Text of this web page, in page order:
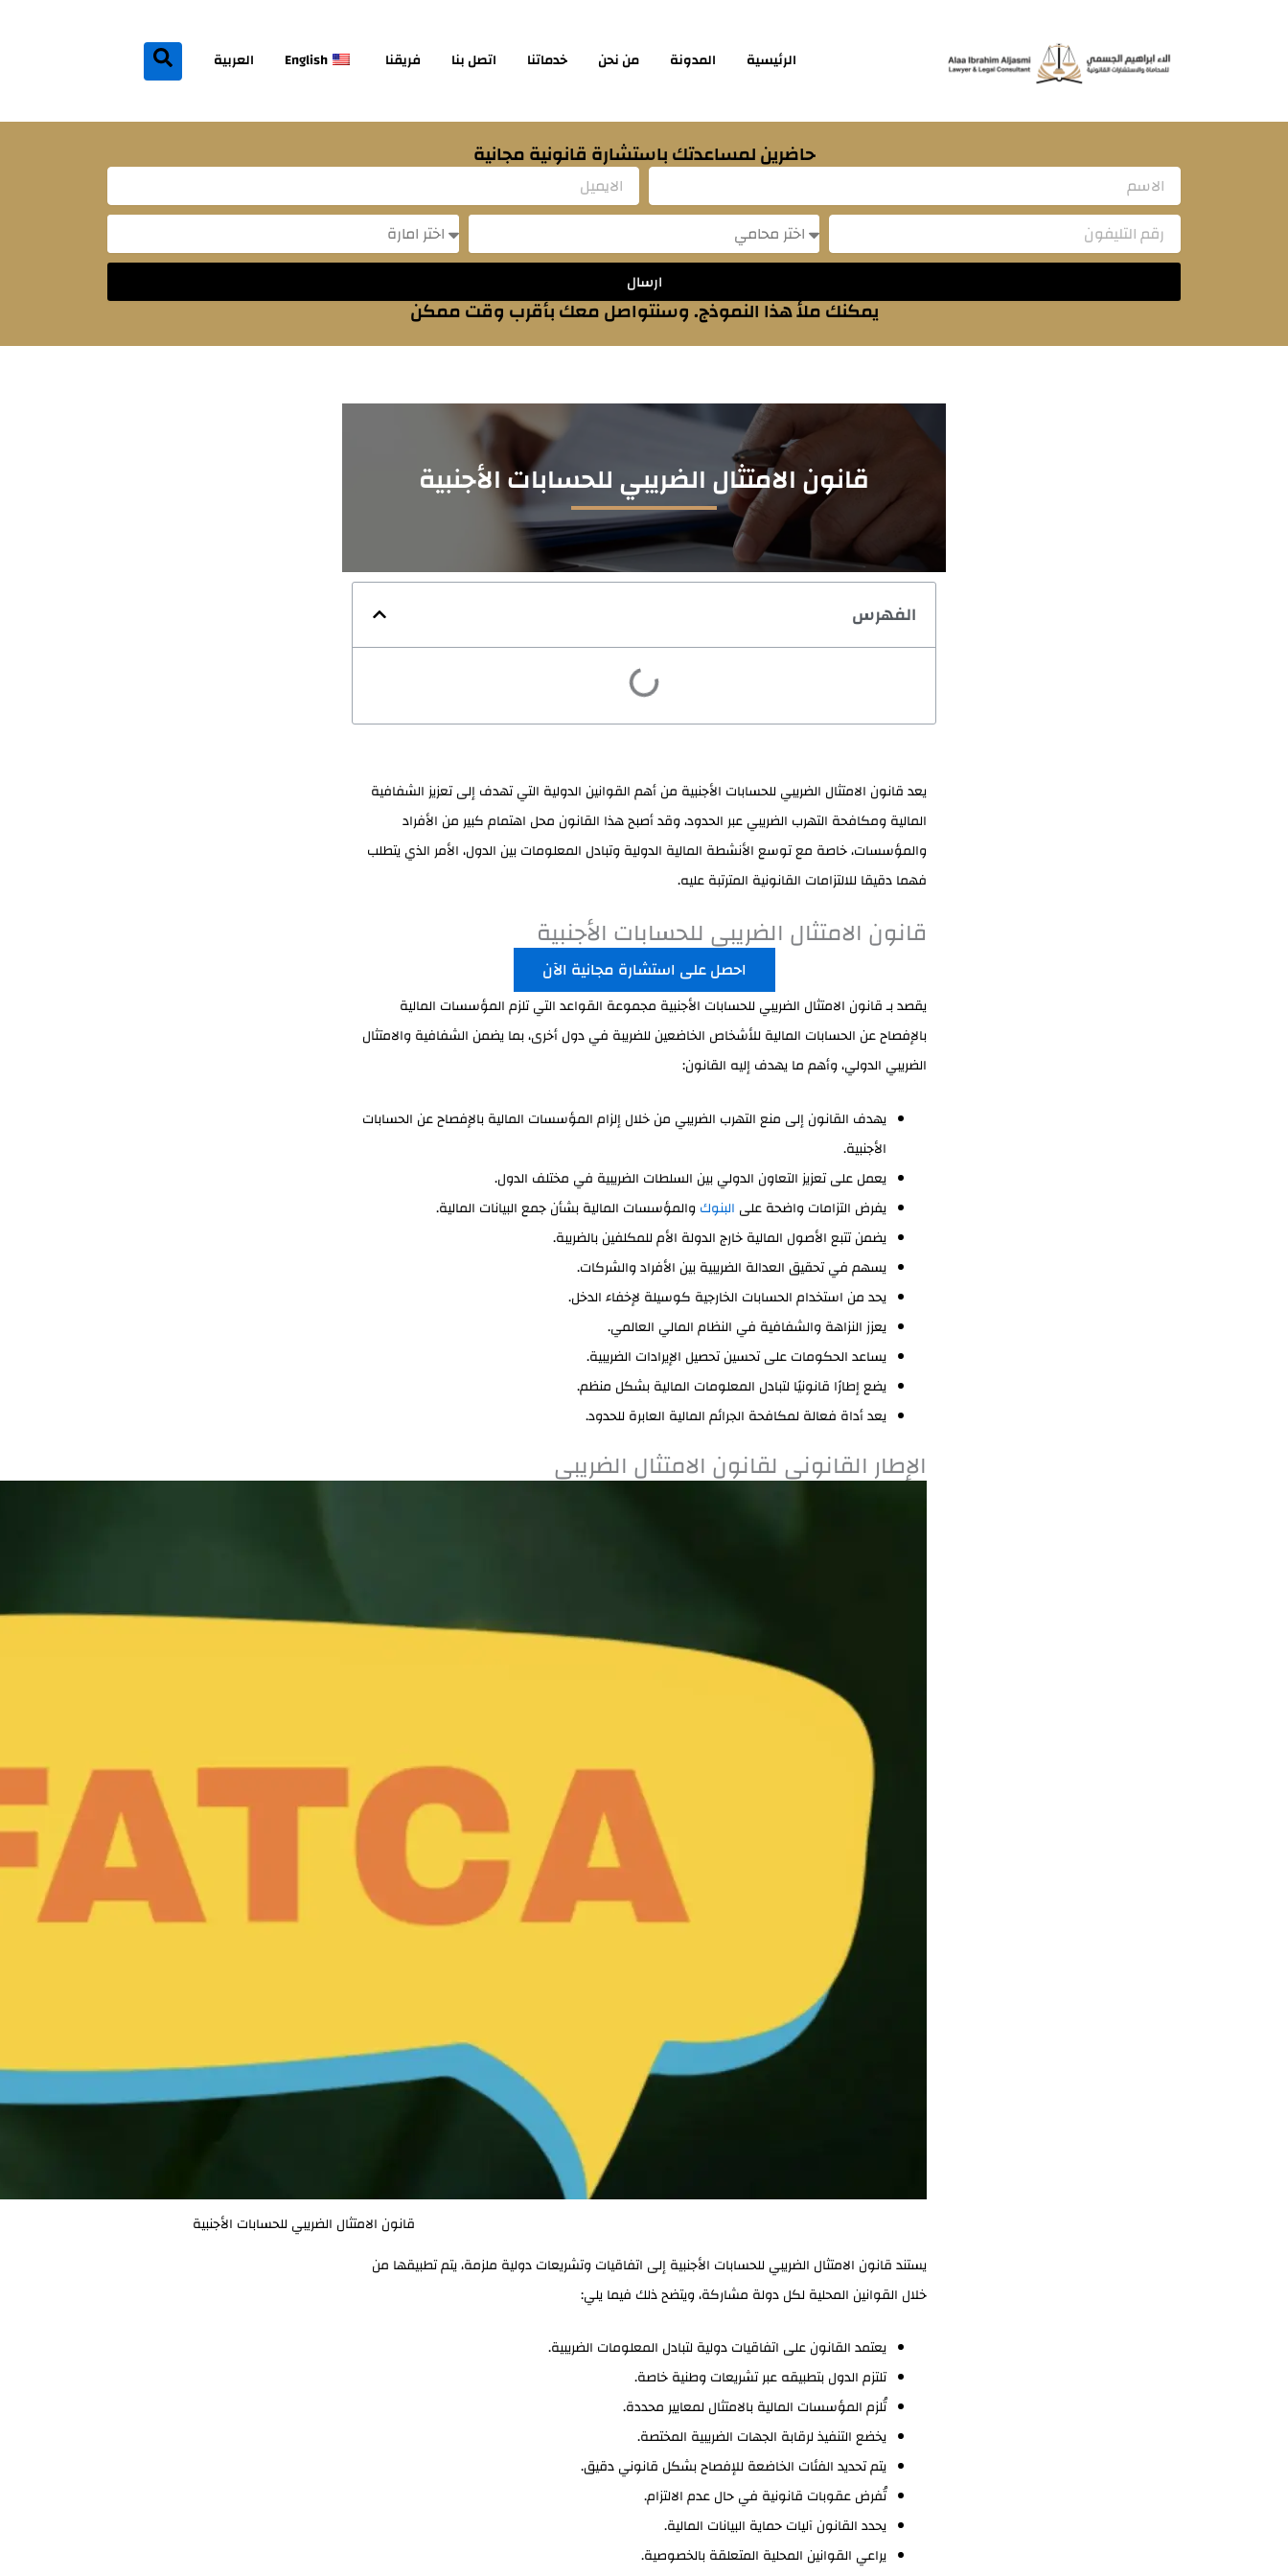
الرئيسية المدونة من نحن خدماتنا اتصل بنا فريقنا English العربية
حاضرين لمساعدتك باستشارة قانونية مجانية
Message
Message
ارسال
يمكنك ملأ هذا النموذج. وسنتواصل معك بأقرب وقت ممكن
قانون الامتثال الضريبي للحسابات الأجنبية
الفهرس
يعد قانون الامتثال الضريبي للحسابات الأجنبية من أهم القوانين الدولية التي تهدف إلى تعزيز الشفافية
المالية ومكافحة التهرب الضريبي عبر الحدود، وقد أصبح هذا القانون محل اهتمام كبير من الأفراد
والمؤسسات، خاصة مع توسع الأنشطة المالية الدولية وتبادل المعلومات بين الدول، الأمر الذي يتطلب
فهما دقيقا للالتزامات القانونية المترتبة عليه.
قانون الامتثال الضريبي للحسابات الأجنبية
احصل على استشارة مجانية الآن
يقصد بـ قانون الامتثال الضريبي للحسابات الأجنبية مجموعة القواعد التي تلزم المؤسسات المالية
بالإفصاح عن الحسابات المالية للأشخاص الخاضعين للضريبة في دول أخرى، بما يضمن الشفافية والامتثال
الضريبي الدولي، وأهم ما يهدف إليه القانون:
يهدف القانون إلى منع التهرب الضريبي من خلال إلزام المؤسسات المالية بالإفصاح عن الحسابات
الأجنبية.
يعمل على تعزيز التعاون الدولي بين السلطات الضريبية في مختلف الدول.
يفرض التزامات واضحة على البنوك والمؤسسات المالية بشأن جمع البيانات المالية.
يضمن تتبع الأصول المالية خارج الدولة الأم للمكلفين بالضريبة.
يسهم في تحقيق العدالة الضريبية بين الأفراد والشركات.
يحد من استخدام الحسابات الخارجية كوسيلة لإخفاء الدخل.
يعزز النزاهة والشفافية في النظام المالي العالمي.
يساعد الحكومات على تحسين تحصيل الإيرادات الضريبية.
يضع إطارًا قانونيًا لتبادل المعلومات المالية بشكل منظم.
يعد أداة فعالة لمكافحة الجرائم المالية العابرة للحدود.
الإطار القانوني لقانون الامتثال الضريبي
قانون الامتثال الضريبي للحسابات الأجنبية
يستند قانون الامتثال الضريبي للحسابات الأجنبية إلى اتفاقيات وتشريعات دولية ملزمة، يتم تطبيقها من
خلال القوانين المحلية لكل دولة مشاركة، ويتضح ذلك فيما يلي:
يعتمد القانون على اتفاقيات دولية لتبادل المعلومات الضريبية.
تلتزم الدول بتطبيقه عبر تشريعات وطنية خاصة.
تُلزم المؤسسات المالية بالامتثال لمعايير محددة.
يخضع التنفيذ لرقابة الجهات الضريبية المختصة.
يتم تحديد الفئات الخاضعة للإفصاح بشكل قانوني دقيق.
تُفرض عقوبات قانونية في حال عدم الالتزام.
يحدد القانون آليات حماية البيانات المالية.
يراعي القوانين المحلية المتعلقة بالخصوصية.